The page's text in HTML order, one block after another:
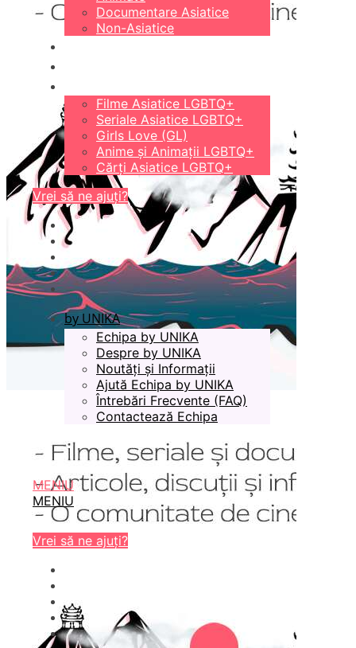
Documentare Asiatice
Non-Asiatice
Filme Asiatice LGBTQ+
Seriale Asiatice LGBTQ+
Girls Love (GL)
Anime și Animații LGBTQ+
Cărți Asiatice LGBTQ+
Vrei să ne ajuți?
by UNIKA
Echipa by UNIKA
Despre by UNIKA
Noutăți și Informații
Ajută Echipa by UNIKA
Întrebări Frecvente (FAQ)
Contactează Echipa
MENIU
MENIU
Vrei să ne ajuți?